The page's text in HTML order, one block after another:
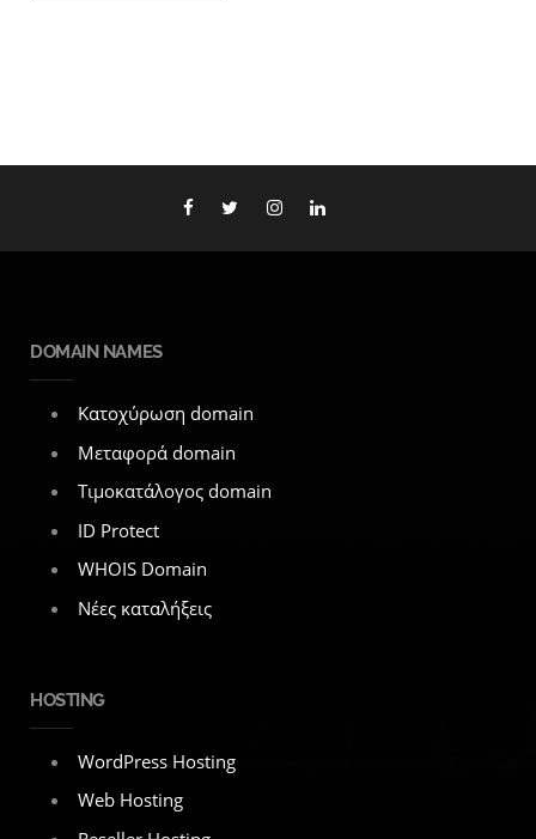
DOMAIN NAMES
Κατοχύρωση domain
Μεταφορά domain
Τιμοκατάλογος domain
ID Protect
WHOIS Domain
Νέες καταλήξεις
HOSTING
WordPress Hosting
Web Hosting